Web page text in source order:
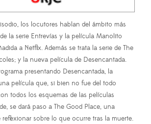
los locutores hablan del ámbito más
la serie Entrevías y la película Manolito
a Netflix. Además se trata la serie de The
y la nueva película de Desencantada.
presentando Desencantada, la
película que, si bien no fue del todo
todos los esquemas de las películas
se dará paso a The Good Place, una
sobre lo que ocurre tras la muerte.